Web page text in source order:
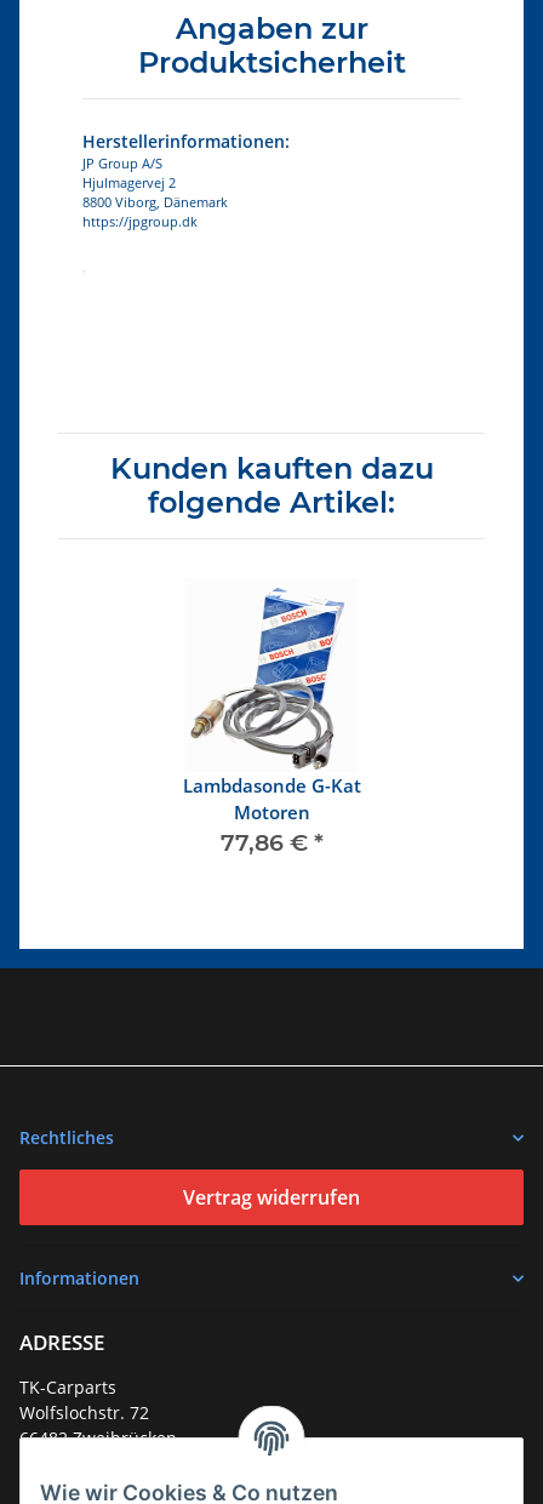
Wie wir Cookies & Co nutzen
Angaben zur
Produktsicherheit
Herstellerinformationen:
JP Group A/S
Hjulmagervej 2
8800 Viborg, Dänemark
https://jpgroup.dk
Kunden kauften dazu
folgende Artikel:
Lambdasonde G-Kat
Motoren
77,86 € *
Rechtliches
Vertrag widerrufen
Informationen
ADRESSE
TK-Carparts
Wolfslochstr. 72
66482 Zweibrücken